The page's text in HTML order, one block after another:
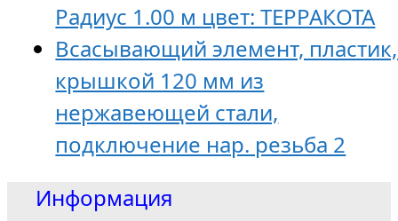
Радиус 1.00 м цвет: ТЕРРАКОТА
Всасывающий элемент,
крышкой 120 мм из
нержавеющей стали,
подключение нар. резьба 2
Информация